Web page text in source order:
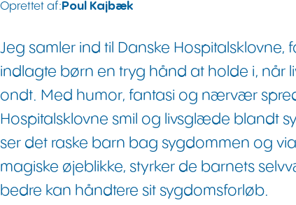
Oprettet af:Poul Kajbæk
Jeg samler ind til Danske Hospitalsklovne,
indlagte børn en tryg hånd at holde i, når
ondt. Med humor, fantasi og nærvær
Hospitalsklovne smil og livsglæde blandt
ser det raske barn bag sygdommen og
magiske øjeblikke, styrker de barnets
bedre kan håndtere sit sygdomsforløb.